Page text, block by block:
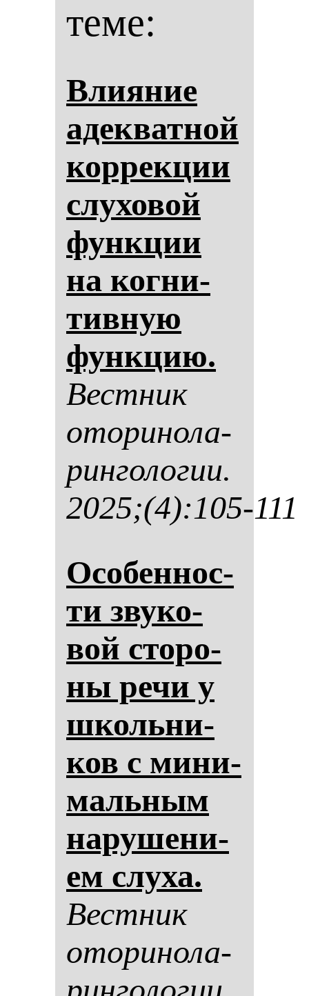
теме:
Вли­яние
адек­ват­ной
кор­рек­ции
слу­хо­вой
фун­кции
на ког­ни­
тив­ную
фун­кцию.
Вес­тник
ото­ри­но­ла­
рин­го­ло­гии.
2025;(4):105-111
Осо­бен­нос­
ти зву­ко­
вой сто­ро­
ны ре­чи у
школь­ни­
ков с ми­ни­
маль­ным
на­ру­ше­ни­
ем слу­ха.
Вес­тник
ото­ри­но­ла­